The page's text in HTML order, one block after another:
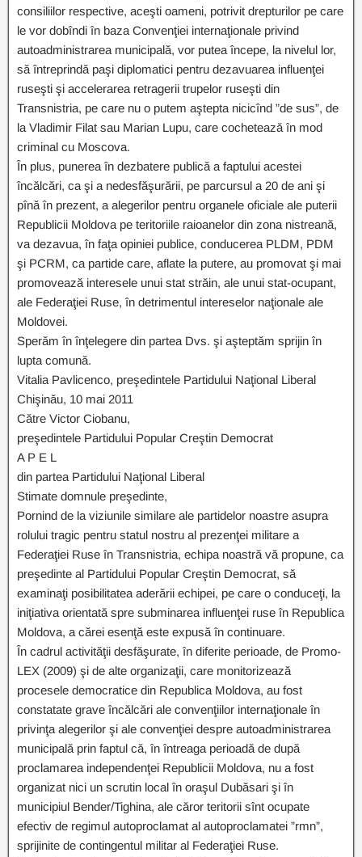
consiliilor respective, aceşti oameni, potrivit drepturilor pe care
le vor dobîndi în baza Convenţiei internaţionale privind
autoadministrarea municipală, vor putea începe, la nivelul lor,
să întreprindă paşi diplomatici pentru dezavuarea influenţei
ruseşti şi accelerarea retragerii trupelor ruseşti din
Transnistria, pe care nu o putem aştepta nicicînd ”de sus”, de
la Vladimir Filat sau Marian Lupu, care cochetează în mod
criminal cu Moscova.
În plus, punerea în dezbatere publică a faptului acestei
încălcări, ca şi a nedesfăşurării, pe parcursul a 20 de ani şi
pînă în prezent, a alegerilor pentru organele oficiale ale puterii
Republicii Moldova pe teritoriile raioanelor din zona nistreană,
va dezavua, în faţa opiniei publice, conducerea PLDM, PDM
şi PCRM, ca partide care, aflate la putere, au promovat şi mai
promovează interesele unui stat străin, ale unui stat-ocupant,
ale Federaţiei Ruse, în detrimentul intereselor naţionale ale
Moldovei.
Sperăm în înţelegere din partea Dvs. şi aşteptăm sprijin în
lupta comună.
Vitalia Pavlicenco, preşedintele Partidului Naţional Liberal
Chişinău, 10 mai 2011
Către Victor Ciobanu,
preşedintele Partidului Popular Creştin Democrat
A P E L
din partea Partidului Naţional Liberal
Stimate domnule preşedinte,
Pornind de la viziunile similare ale partidelor noastre asupra
rolului tragic pentru statul nostru al prezenţei militare a
Federaţiei Ruse în Transnistria, echipa noastră vă propune, ca
preşedinte al Partidului Popular Creştin Democrat, să
examinaţi posibilitatea aderării echipei, pe care o conduceţi, la
iniţiativa orientată spre subminarea influenţei ruse în Republica
Moldova, a cărei esenţă este expusă în continuare.
În cadrul activităţii desfăşurate, în diferite perioade, de Promo-
LEX (2009) şi de alte organizaţii, care monitorizează
procesele democratice din Republica Moldova, au fost
constatate grave încălcări ale convenţiilor internaţionale în
privinţa alegerilor şi ale convenţiei despre autoadministrarea
municipală prin faptul că, în întreaga perioadă de după
proclamarea independenţei Republicii Moldova, nu a fost
organizat nici un scrutin local în oraşul Dubăsari şi în
municipiul Bender/Tighina, ale căror teritorii sînt ocupate
efectiv de regimul autoproclamat al autoproclamatei ”rmn”,
sprijinite de contingentul militar al Federaţiei Ruse.